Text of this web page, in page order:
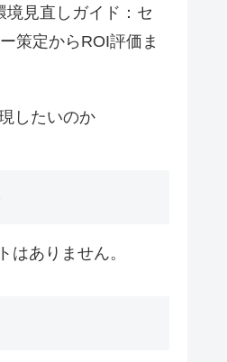
境見直しガイド：セ
策定からROI評価ま
したいのか
はありません。